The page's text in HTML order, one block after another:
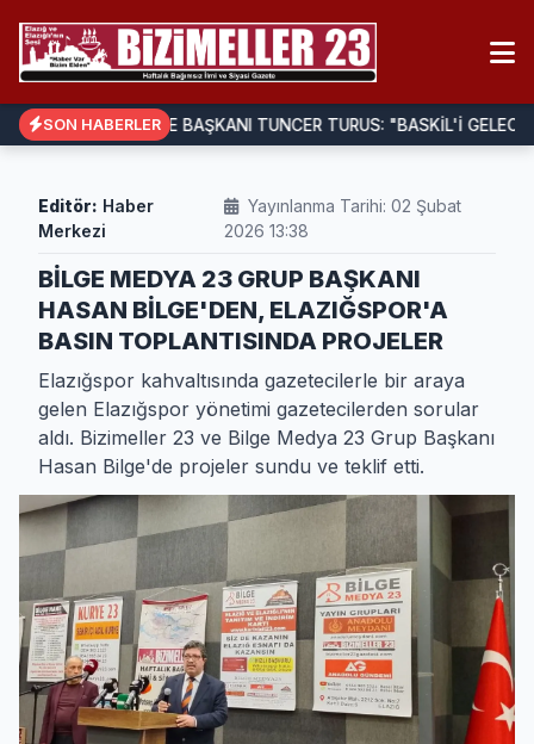
SON HABERLER
BELEDİYE BAŞKANI TUNCER TURUS: "BASKİL'İ GELECEĞE
Editör: Haber
Merkezi
Yayınlanma Tarihi: 02 Şubat
2026 13:38
BİLGE MEDYA 23 GRUP BAŞKANI
HASAN BİLGE'DEN, ELAZIĞSPOR'A
BASIN TOPLANTISINDA PROJELER
Elazığspor kahvaltısında gazetecilerle bir araya
gelen Elazığspor yönetimi gazetecilerden sorular
aldı. Bizimeller 23 ve Bilge Medya 23 Grup Başkanı
Hasan Bilge'de projeler sundu ve teklif etti.